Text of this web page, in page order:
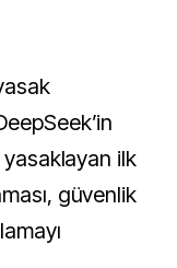
yasaklayan ilk
güvenlik